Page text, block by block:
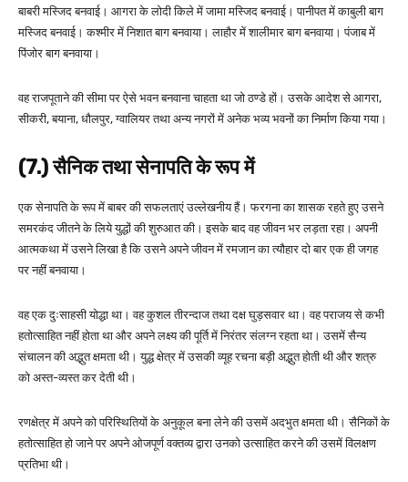
बाबरी मस्जिद बनवाई। आगरा के लोदी किले में जामा मस्जिद बनवाई। पानीपत में काबुली बाग
मस्जिद बनवाई। कश्मीर में निशात बाग बनवाया। लाहौर में शालीमार बाग बनवाया। पंजाब में
पिंजोर बाग बनवाया।
वह राजपूताने की सीमा पर ऐसे भवन बनवाना चाहता था जो ठण्डे हों। उसके आदेश से आगरा,
सीकरी, बयाना, धौलपुर, ग्वालियर तथा अन्य नगरों में अनेक भव्य भवनों का निर्माण किया गया।
(7.) सैनिक तथा सेनापति के रूप में
एक सेनापति के रूप में बाबर की सफलताएं उल्लेखनीय हैं। फरगना का शासक रहते हुए उसने
समरकंद जीतने के लिये युद्धों की शुरुआत की। इसके बाद वह जीवन भर लड़ता रहा। अपनी
आत्मकथा में उसने लिखा है कि उसने अपने जीवन में रमजान का त्यौहार दो बार एक ही जगह
पर नहीं बनवाया।
वह एक दुःसाहसी योद्धा था। वह कुशल तीरन्दाज तथा दक्ष घुड़सवार था। वह पराजय से कभी
हतोत्साहित नहीं होता था और अपने लक्ष्य की पूर्ति में निरंतर संलग्न रहता था। उसमें सैन्य
संचालन की अद्भुत क्षमता थी। युद्ध क्षेत्र में उसकी व्यूह रचना बड़ी अद्भुत होती थी और शत्रु
को अस्त-व्यस्त कर देती थी।
रणक्षेत्र में अपने को परिस्थितियों के अनुकूल बना लेने की उसमें अदभुत क्षमता थी। सैनिकों के
हतोत्साहित हो जाने पर अपने ओजपूर्ण वक्तव्य द्वारा उनको उत्साहित करने की उसमें विलक्षण
प्रतिभा थी।